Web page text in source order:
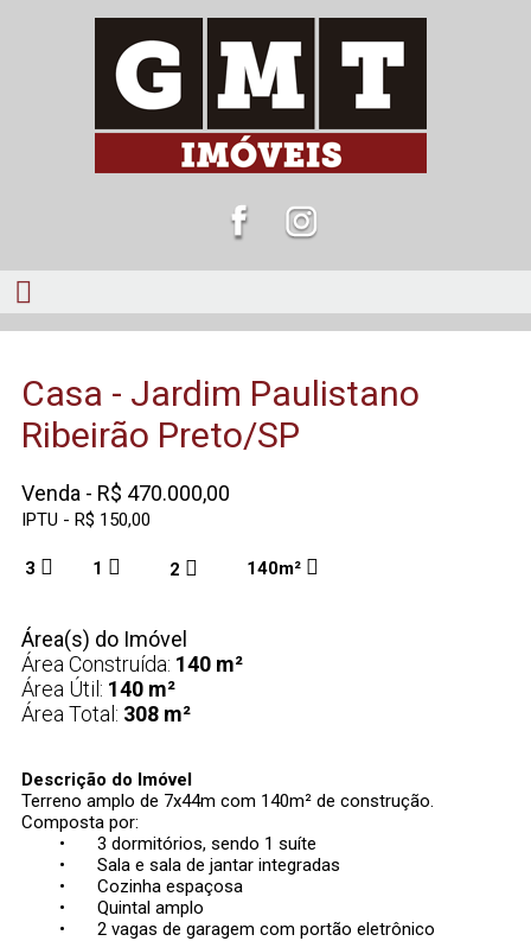
Casa - Jardim Paulistano
Ribeirão Preto/SP
Venda - R$ 470.000,00
IPTU - R$ 150,00
3 1 2 140m²
Área(s) do Imóvel
Área Construída: 140 m²
Área Útil: 140 m²
Área Total: 308 m²
Descrição do Imóvel
Terreno amplo de 7x44m com 140m² de construção.
Composta por:
•
3 dormitórios, sendo 1 suíte
•
Sala e sala de jantar integradas
•
Cozinha espaçosa
•
Quintal amplo
•
2 vagas de garagem com portão eletrônico